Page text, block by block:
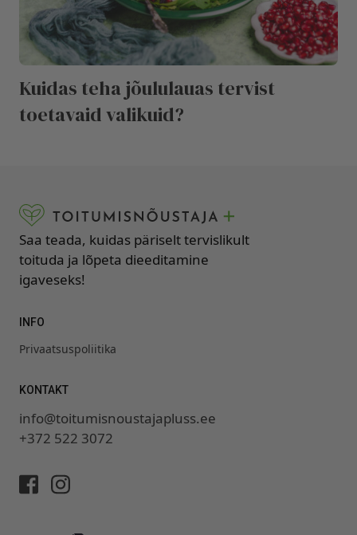
Kuidas teha jõululauas tervist
toetavaid valikuid?
Saa teada, kuidas päriselt tervislikult
toituda ja lõpeta dieeditamine
igaveseks!
INFO
Privaatsuspoliitika
KONTAKT
info@toitumisnoustajapluss.ee
+372 522 3072